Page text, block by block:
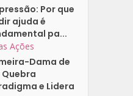
Por que
ajuda é
pa...
Ações
Dama de
Quebra
e Lidera